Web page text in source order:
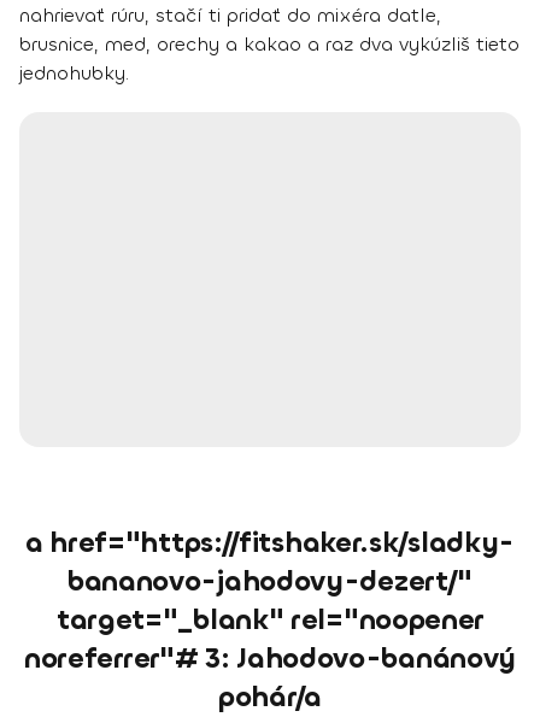
nahrievať rúru, stačí ti pridať do mixéra datle,
brusnice, med, orechy a kakao a raz dva vykúzliš tieto
jednohubky.
a href="https://fitshaker.sk/sladky-
bananovo-jahodovy-dezert/"
target="_blank" rel="noopener
noreferrer"# 3: Jahodovo-banánový
pohár/a